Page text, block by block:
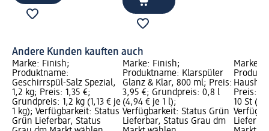
Andere Kunden kauften auch
Marke: Finish;
Produktname:
Geschirrspül-Salz Spezial,
1,2 kg; Preis: 1,35 €;
Grundpreis: 1,2 kg (1,13 € je
1 kg); Verfügbarkeit: Status
Grün Lieferbar, Status
Marke: Finish;
Produktname: Klarspüler
Glanz & Klar, 800 ml; Preis:
3,95 €; Grundpreis: 0,8 l
(4,94 € je 1 l);
Verfügbarkeit: Status Grün
Lieferbar, Status Grau dm
Marke:
Preis:
10 St